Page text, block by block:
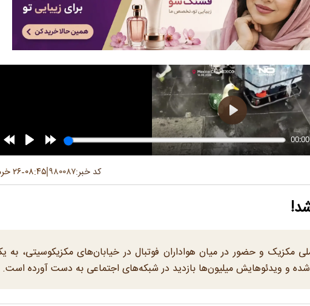
کد خبر:۹۸۰۰۸۷ ۰۸:۴۵-۲۶ خرداد ۱۴۰۵
مکزیک و حضور در میان هواداران فوتبال در خیابان‌های مکزیکوسیتی، به